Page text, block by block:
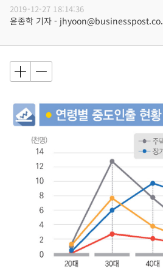
2019-12-27 18:14:36
윤종학 기자 -